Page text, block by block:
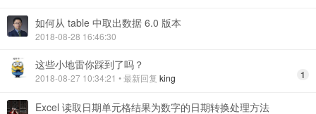
如何从 table 中取出数据 6.0 版本
2018-08-28 16:46:30
这些小地雷你踩到了吗？
2018-08-27 10:34:21 • 最新回复 king 1
Excel 读取日期单元格结果为数字的日期转换处理方法